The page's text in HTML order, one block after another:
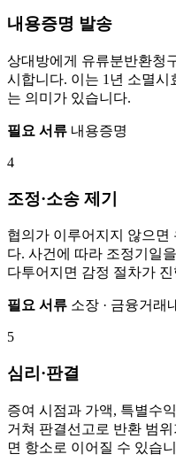
내용증명 발송
상대방에게 유류분반환청
시합니다. 이는 1년 소멸
는 의미가 있습니다.
필요 서류 내용증명
4
조정·소송 제기
협의가 이루어지지 않으면
다. 사건에 따라 조정기일
다투어지면 감정 절차가
필요 서류 소장 · 금융거래
5
심리·판결
증여 시점과 가액, 특별수
거쳐 판결선고로 반환 범
면 항소로 이어질 수 있습